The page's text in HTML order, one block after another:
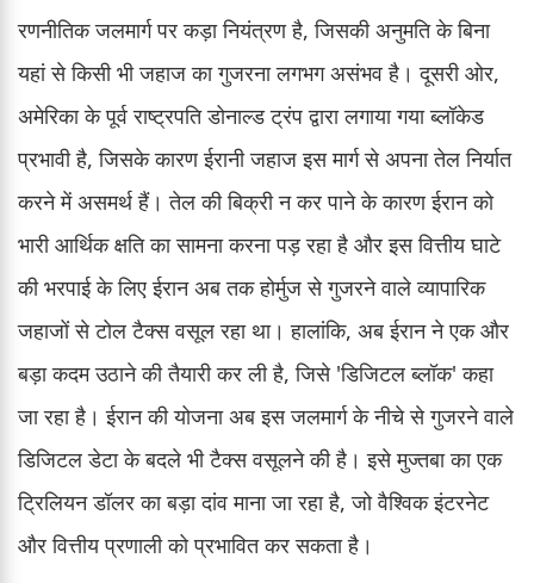
रणनीतिक जलमार्ग पर कड़ा नियंत्रण है, जिसकी अनुमति के बिना
यहां से किसी भी जहाज का गुजरना लगभग असंभव है। दूसरी ओर,
अमेरिका के पूर्व राष्ट्रपति डोनाल्ड ट्रंप द्वारा लगाया गया ब्लॉकेड
प्रभावी है, जिसके कारण ईरानी जहाज इस मार्ग से अपना तेल निर्यात
करने में असमर्थ हैं। तेल की बिक्री न कर पाने के कारण ईरान को
भारी आर्थिक क्षति का सामना करना पड़ रहा है और इस वित्तीय घाटे
की भरपाई के लिए ईरान अब तक होर्मुज से गुजरने वाले व्यापारिक
जहाजों से टोल टैक्स वसूल रहा था। हालांकि, अब ईरान ने एक और
बड़ा कदम उठाने की तैयारी कर ली है, जिसे 'डिजिटल ब्लॉक' कहा
जा रहा है। ईरान की योजना अब इस जलमार्ग के नीचे से गुजरने वाले
डिजिटल डेटा के बदले भी टैक्स वसूलने की है। इसे मुज्तबा का एक
ट्रिलियन डॉलर का बड़ा दांव माना जा रहा है, जो वैश्विक इंटरनेट
और वित्तीय प्रणाली को प्रभावित कर सकता है।